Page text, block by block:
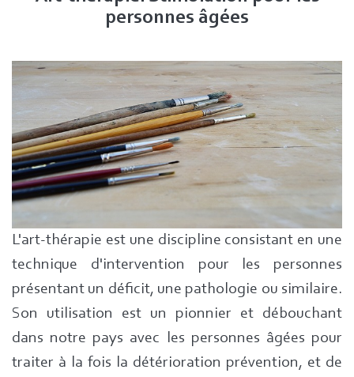
personnes âgées
L'art-thérapie est une discipline consistant en une
technique d'intervention pour les personnes
présentant un déficit, une pathologie ou similaire.
Son utilisation est un pionnier et débouchant
dans notre pays avec les personnes âgées pour
traiter à la fois la détérioration prévention, et de